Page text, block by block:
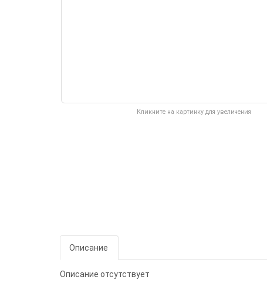
Кликните на картинку для увеличения
Описание
Описание отсутствует